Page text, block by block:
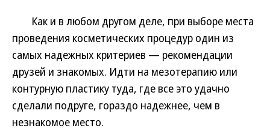
Как и в любом другом деле, при выборе места
проведения косметических процедур один из
самых надежных критериев — рекомендации
друзей и знакомых. Идти на мезотерапию или
контурную пластику туда, где все это удачно
сделали подруге, гораздо надежнее, чем в
незнакомое место.